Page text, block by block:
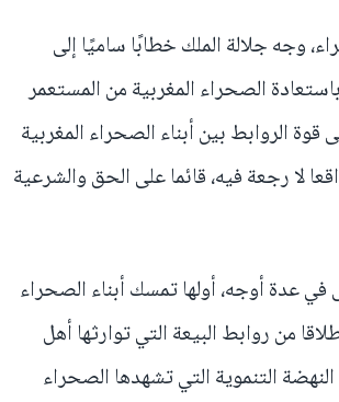
وجه جلالة الملك خطابًا ساميًا إلى
الصحراء المغربية من المستعمر
الروابط بين أبناء الصحراء المغربية
لا رجعة فيه، قائما على الحق والشرعية
عدة أوجه، أولها تمسك أبناء الصحراء
من روابط البيعة التي توارثها أهل
التنموية التي تشهدها الصحراء